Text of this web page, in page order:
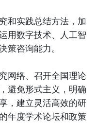
和实践总结方法，加
用数字技术、人工智
策咨询能力。
网络、召开全国理论
避免形式主义，明确
，建立灵活高效的研
年度学术论坛和政策